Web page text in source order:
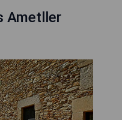
Ametller